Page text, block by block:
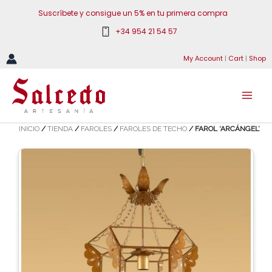
Suscríbete y consigue un 5% en tu primera compra
+34 954 21 54 57
My Account | Cart | Shop
INICIO /TIENDA / FAROLES / FAROLES DE TECHO / FAROL ‘ARCÁNGEL’